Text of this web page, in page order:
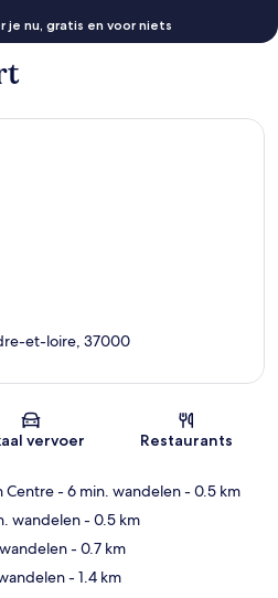
je nu, gratis en voor niets
Kaart
et-loire, 37000
vervoer Restaurants
Centre- 6 min. wandelen- 0.5 km
wandelen- 0.5 km
- 0.7 km
- 1.4 km